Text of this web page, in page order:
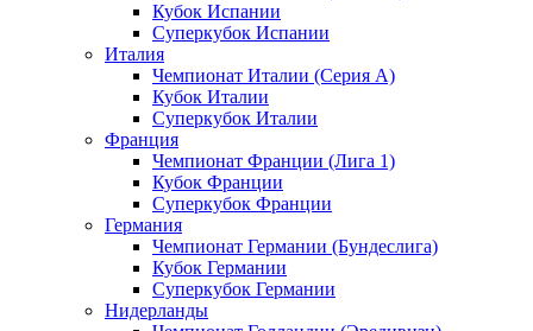
Кубок Испании
Суперкубок Испании
Италия
Чемпионат Италии (Серия А)
Кубок Италии
Суперкубок Италии
Франция
Чемпионат Франции (Лига 1)
Кубок Франции
Суперкубок Франции
Германия
Чемпионат Германии (Бундеслига)
Кубок Германии
Суперкубок Германии
Нидерланды